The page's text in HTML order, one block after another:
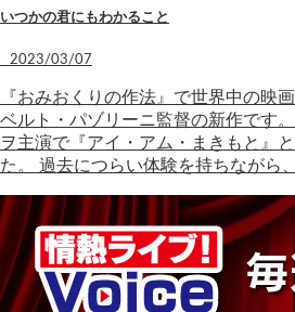
いつかの君にもわかること
2023/03/07
『おみおくりの作法』で世界中の映
ベルト・パゾリーニ監督の新作です
ヲ主演で『アイ・アム・まきもと』
た。 過去につらい体験を持ちながら